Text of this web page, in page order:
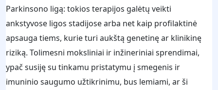
Parkinsono ligą: tokios terapijos galėtų veikti
ankstyvose ligos stadijose arba net kaip profilaktinė
apsauga tiems, kurie turi aukštą genetinę ar klinikinę
riziką. Tolimesni moksliniai ir inžineriniai sprendimai,
ypač susiję su tinkamu pristatymu į smegenis ir
imuninio saugumo užtikrinimu, bus lemiami, ar ši